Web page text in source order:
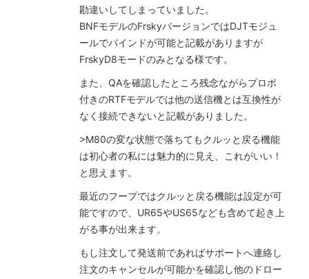
勘違いしてしまっていました。
BNFモデルのFrskyバージョンではDJTモジュ
ールでバインドが可能と記載がありますが
FrskyD8モードのみとなる様です。
また、QAを確認したところ残念ながらプロポ
付きのRTFモデルでは他の送信機とは互換性が
なく接続できないと記載がありました。
>M80の変な状態で落ちてもクルッと戻る機能
は初心者の私には魅力的に見え、これがいい！
と思えます。
最近のフープではクルッと戻る機能は設定が可
能ですので、UR65やUS65なども含めて起き上
がる事が出来ます。
もし注文して発送前であればサポートへ連絡し
注文のキャンセルが可能かを確認し他のドロー